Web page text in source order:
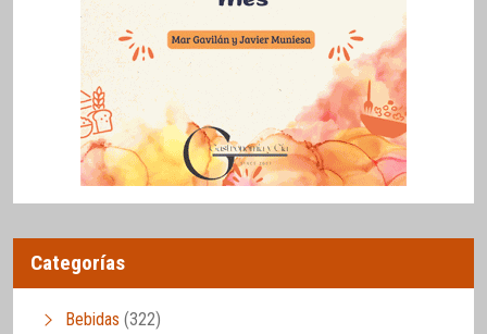
Categorías
Bebidas (322)